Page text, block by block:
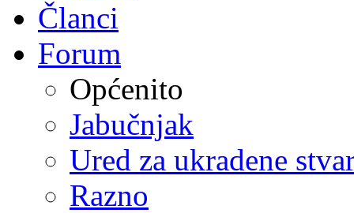
Članci
Forum
Općenito
Jabučnjak
Ured za ukradene
Razno